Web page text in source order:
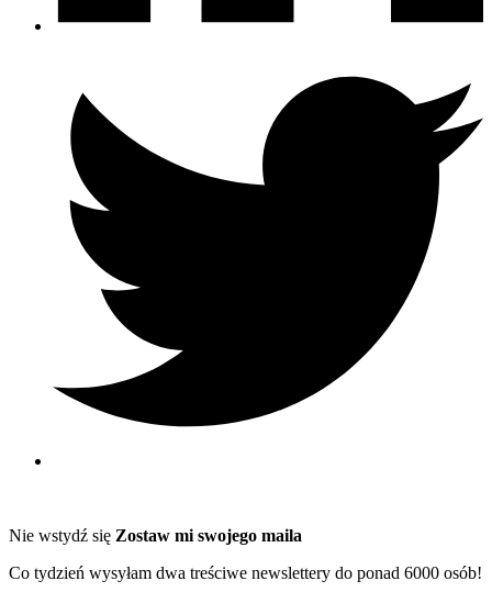
Nie wstydź się Zostaw mi swojego maila
Co tydzień wysyłam dwa treściwe newslettery do ponad 6000 osób!